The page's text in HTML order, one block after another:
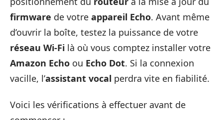
firmware de votre appareil Echo. Avant même
d’ouvrir la boîte, testez la puissance de votre
réseau Wi-Fi là où vous comptez installer votre
Amazon Echo ou Echo Dot. Si la connexion
vacille, l’assistant vocal perdra vite en fiabilité.
Voici les vérifications à effectuer avant de